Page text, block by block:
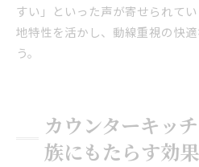
すい」といった声が寄せられて
地特性を活かし、動線重視の快
う。
カウンターキッ
族にもたらす効果